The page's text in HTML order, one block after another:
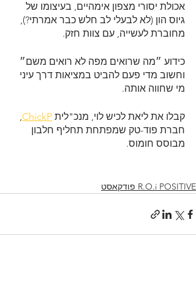
אכולת יסורי מצפון אימהיים, בעיצומו של
גיוס הון (לא לבעלי לב חלש כבר אמרתי?),
מחוברת לעשייה, עם צוות חזק.
כידוע ״מה שרואים מפה לא רואים משם״
וחשוב מדי פעם להביט במציאות דרך עיני
מי שחווה אותה.
קבלו את ליאת לכיש לוי, מנכ"לית ChickP
,
חברת פוד-טק שמפתחת תחליף חלבון
מבוסס חומוס.
R.O.i POSITIVE פודקאסט